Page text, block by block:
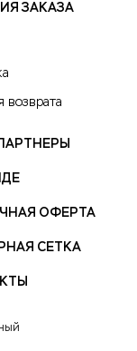
ЗАКАЗА
возврата
ОФЕРТА
СЕТКА